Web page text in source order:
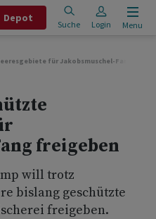
Depot
Suche Login Menu
für Jakobsmuschel-Fang
freigeben
will trotz
bislang geschützte
freigeben.